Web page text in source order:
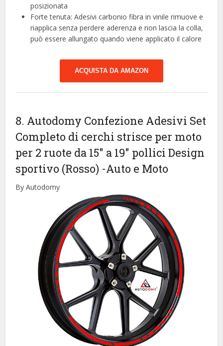
posizionata
Forte tenuta: Adesivi carbonio fibra in vinile rimuove e
riapplica senza perdere aderenza e non lascia la colla,
può essere allungato quando viene applicato il calore
ACQUISTA DA AMAZON
8. Autodomy Confezione Adesivi Set
Completo di cerchi strisce per moto
per 2 ruote da 15″ a 19″ pollici Design
sportivo (Rosso) -Auto e Moto
By Autodomy